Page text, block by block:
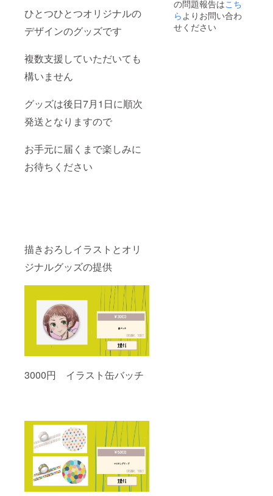
ひとつひとつオリジナルの
デザインのグッズです
複数支援していただいても
構いません
グッズは後日7月1日に順次
発送となりますので
お手元に届くまで楽しみに
お待ちください
描きおろしイラストとオリ
ジナルグッズの提供
3000円 イラスト缶バッチ
の問題報告はこち
ら よりお問い合わ
せください